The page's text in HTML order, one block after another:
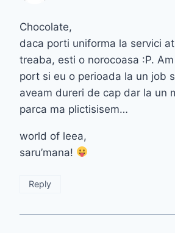
Chocolate,
daca porti uniforma la servici
treaba, esti o norocoasa :P.
port si eu o perioada la un job
aveam dureri de cap dar la un
parca ma plictisisem…
world of leea,
saru’mana!
Reply